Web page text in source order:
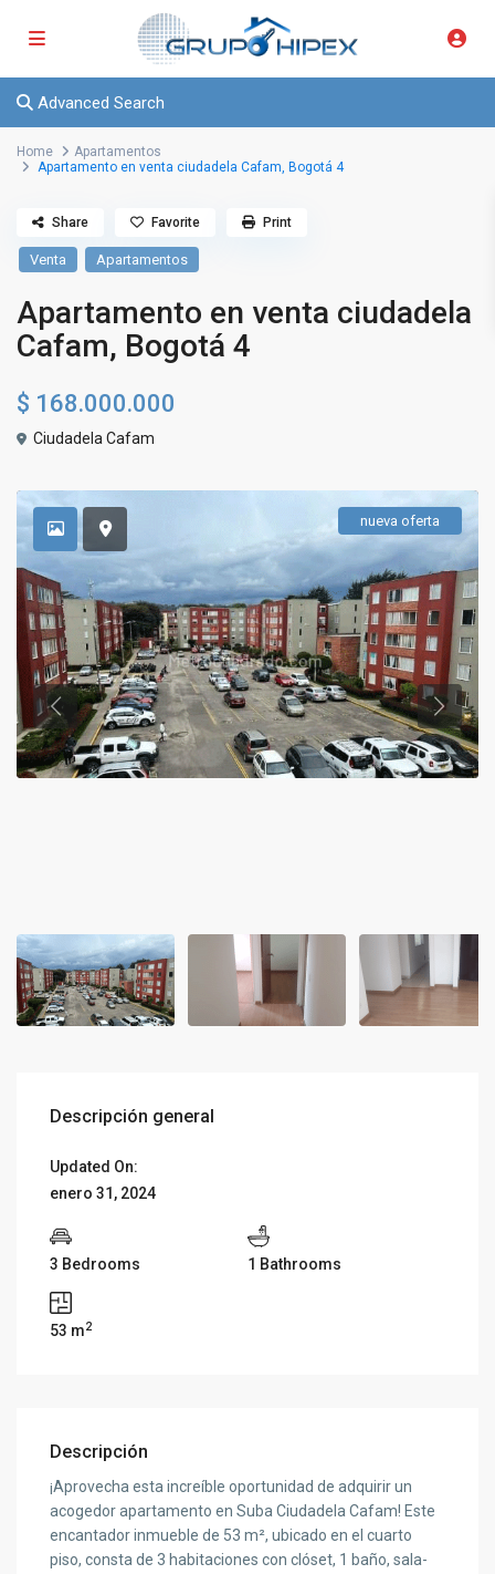
Advanced Search
Home
Apartamentos
Apartamento en venta ciudadela Cafam, Bogotá 4
Venta Apartamentos
Apartamento en venta ciudadela
Cafam, Bogotá 4
$ 168.000.000
Ciudadela Cafam
Share Favorite Print
nueva oferta
Descripción general
Updated On:
enero 31, 2024
3 Bedrooms 1 Bathrooms
53 m2
Descripción
¡Aprovecha esta increíble oportunidad de adquirir un
acogedor apartamento en Suba Ciudadela Cafam! Este
encantador inmueble de 53 m², ubicado en el cuarto
piso, consta de 3 habitaciones con clóset, 1 baño, sala-